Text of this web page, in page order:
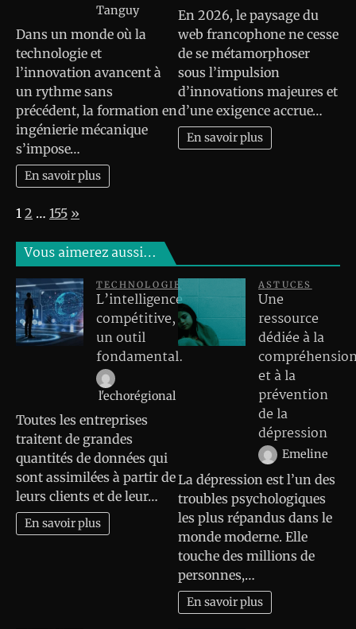
Tanguy
Dans un monde où la
technologie et
l’innovation avancent à
un rythme sans
précédent, la formation en
ingénierie mécanique
s’impose…
En savoir plus
En 2026, le paysage du
web francophone ne cesse
de se métamorphoser
sous l’impulsion
d’innovations majeures et
d’une exigence accrue…
En savoir plus
Page:
1 2 … 155 Next
»
Vous aimerez aussi…
TECHNOLOGIE
L’intelligence
compétitive,
un outil
fondamental.
l'echorégional
Toutes les entreprises
traitent de grandes
quantités de données qui
sont assimilées à partir de
leurs clients et de leur…
En savoir plus
ASTUCES
Une
ressource
dédiée à la
et à la
prévention
de la
dépression
Emeline
La dépression est l’un des
troubles psychologiques
les plus répandus dans le
monde moderne. Elle
touche des millions de
personnes,…
En savoir plus